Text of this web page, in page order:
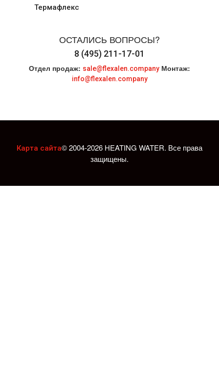
Термафлекс
ОСТАЛИСЬ ВОПРОСЫ?
8 (495) 211-17-01
Отдел продаж: sale@flexalen.company Монтаж:
info@flexalen.company
Карта сайта© 2004-2026 HEATING WATER. Все права
защищены.